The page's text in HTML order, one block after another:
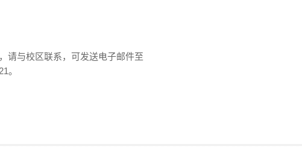
请与校区联系，可发送电子邮件至
。